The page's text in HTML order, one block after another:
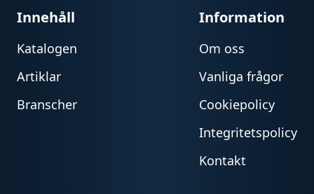
Innehåll
Katalogen
Artiklar
Branscher
Information
Om oss
Vanliga frågor
Cookiepolicy
Integritetspolicy
Kontakt